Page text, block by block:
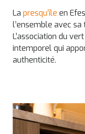
Lapresqu’îleen
l’ensemble avec
L’association du
intemporel qui
authenticité.